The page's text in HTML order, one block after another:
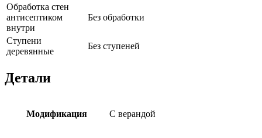
Обработка стен
антисептиком
внутри
Без обработки
Ступени
деревянные
Без ступеней
Детали
Модификация С верандой